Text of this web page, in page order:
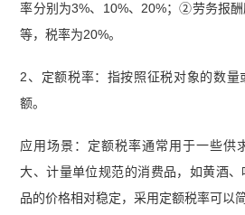
率分别为3%、10%、20%；②劳务报
等，税率为20%。
2、定额税率：指按照征税对象的数量
额。
应用场景：定额税率通常用于一些供
大、计量单位规范的消费品，如黄酒
品的价格相对稳定，采用定额税率可以